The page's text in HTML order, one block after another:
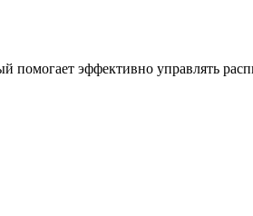
эффективно управлять